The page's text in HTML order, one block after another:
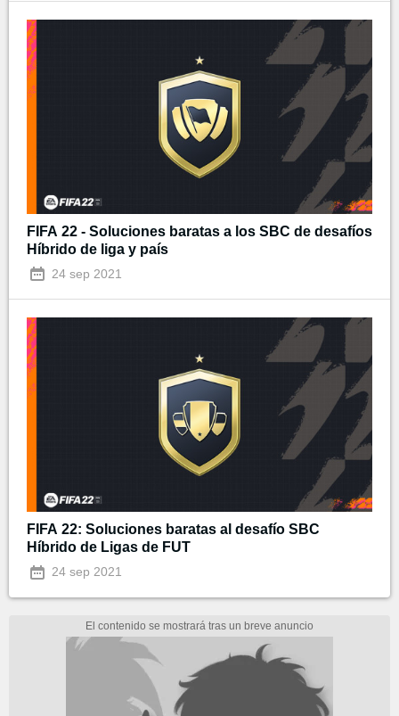
FIFA 22 - Soluciones baratas a los SBC de desafíos
Híbrido de liga y país
24 sep 2021
FIFA 22: Soluciones baratas al desafío SBC
Híbrido de Ligas de FUT
24 sep 2021